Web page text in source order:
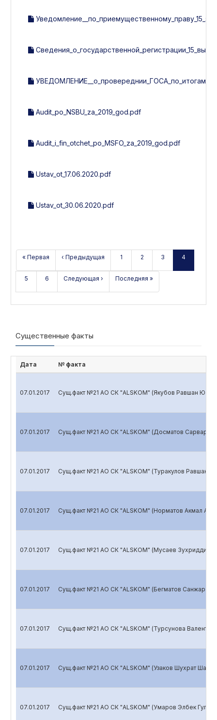
Audit_po_NSBU_za_2019_god.pdf
Audit_i_fin_otchet_po_MSFO_za_2019_god.pdf
Ustav_ot_17.06.2020.pdf
Ustav_ot_30.06.2020.pdf
« Первая ‹ Предыдущая 1 2 3 4
5 6 Следующая › Последняя »
Существенные факты
Дата № факта
07.01.2017 Сущ.факт №21 АО СК "ALSKOM" (Якубов Равшан
07.01.2017 Сущ.факт №21 АО СК "ALSKOM" (Досматов Сарвар
07.01.2017 Сущ.факт №21 АО СК "ALSKOM" (Туракулов Равшан
07.01.2017 Сущ.факт №21 АО СК "ALSKOM" (Норматов Акмал
07.01.2017 Сущ.факт №21 АО СК "ALSKOM" (Мусаев Зухриддин
07.01.2017 Сущ.факт №21 АО СК "ALSKOM" (Бегматов Санжар
07.01.2017 Сущ.факт №21 АО СК "ALSKOM" (Турсунова
07.01.2017 Сущ.факт №21 АО СК "ALSKOM" (Узаков Шухрат
07.01.2017 Сущ.факт №21 АО СК "ALSKOM" (Умаров Элбек